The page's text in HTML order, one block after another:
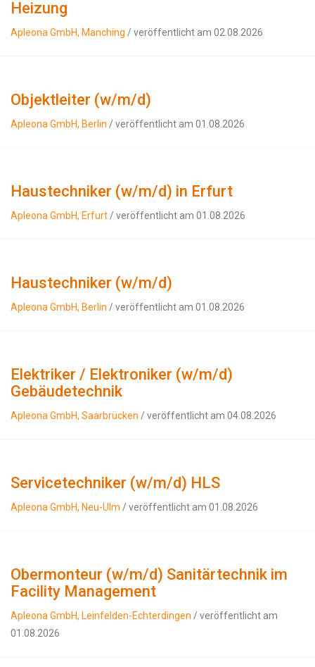
Heizung
Apleona GmbH, Manching / veröffentlicht am 02.08.2026
Objektleiter (w/m/d)
Apleona GmbH, Berlin / veröffentlicht am 01.08.2026
Haustechniker (w/m/d) in Erfurt
Apleona GmbH, Erfurt / veröffentlicht am 01.08.2026
Haustechniker (w/m/d)
Apleona GmbH, Berlin / veröffentlicht am 01.08.2026
Elektriker / Elektroniker (w/m/d)
Gebäudetechnik
Apleona GmbH, Saarbrücken / veröffentlicht am 04.08.2026
Servicetechniker (w/m/d) HLS
Apleona GmbH, Neu-Ulm / veröffentlicht am 01.08.2026
Obermonteur (w/m/d) Sanitärtechnik im
Facility Management
Apleona GmbH, Leinfelden-Echterdingen / veröffentlicht am
01.08.2026